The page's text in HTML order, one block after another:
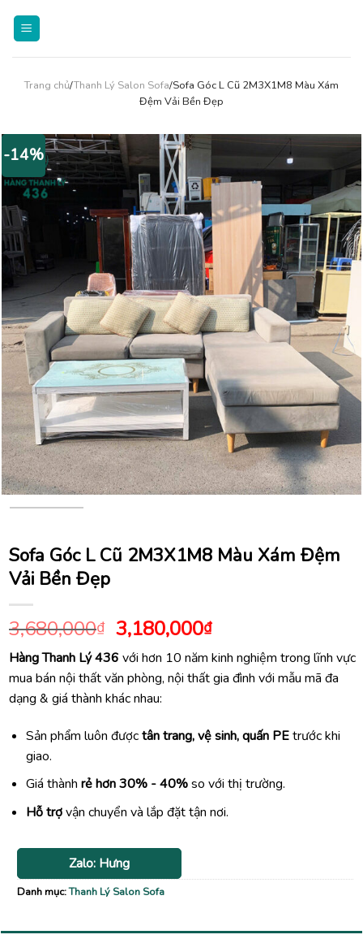
Trang chủ/Thanh Lý Salon Sofa/Sofa Góc L Cũ 2M3X1M8 Màu Xám
Đệm Vải Bền Đẹp
-14%
Sofa Góc L Cũ 2M3X1M8 Màu Xám Đệm
Vải Bền Đẹp
3,680,000₫ Giá
gốc
là:
3,680,000₫.
3,180,000₫Giá
hiện
tại
là:
Hàng Thanh Lý 436 với hơn 10 năm kinh nghiệm trong lĩnh vực
mua bán nội thất văn phòng, nội thất gia đình với mẫu mã đa
dạng & giá thành khác nhau:
Sản phẩm luôn đượctân trang, vệ sinh, quấn PEtrước khi
giao.
Giá thành rẻ hơn 30% - 40%so với thị trường.
Hỗ trợvận chuyển và lắp đặt tận nơi.
Zalo: Hưng
Danh mục:Thanh Lý Salon Sofa